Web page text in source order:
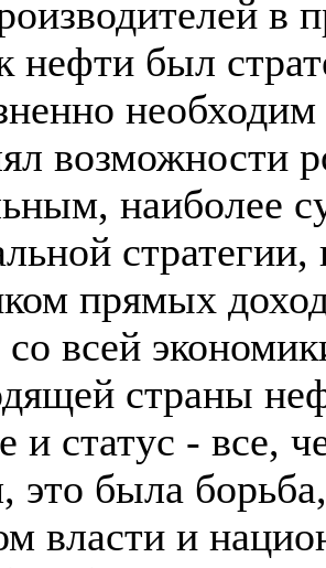
нефти был
необходим
возможности
наиболее
прямых
со всей
страны
и статус - все,
это была
власти и